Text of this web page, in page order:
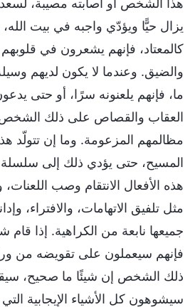
يزال حيًّا ويؤدّي واجبه في بيت
كالمعتاد، فإنهم يشعرون في قلوبهم
والضيق. وعندما لا يكون لديهم
ما، فإنهم يلعنونه سرًا، أو حتى
العقاب والقصاص على ذلك الشخص،
مظالمهم المزعومة. وما إن تتولّد
المسيح، حتى يؤدي ذلك إلى
هذه الأفعال الانتقام وصب اللعنات،
مثل تلفيق الاتهامات، والافتراء،
جميعها نابعة من الكراهية. إذا قام
فإنهم سيعملون على تقويضه من
ذلك الشخص إن شيئًا ما صحيح،
سيشوهون كل الأشياء الإيجابية